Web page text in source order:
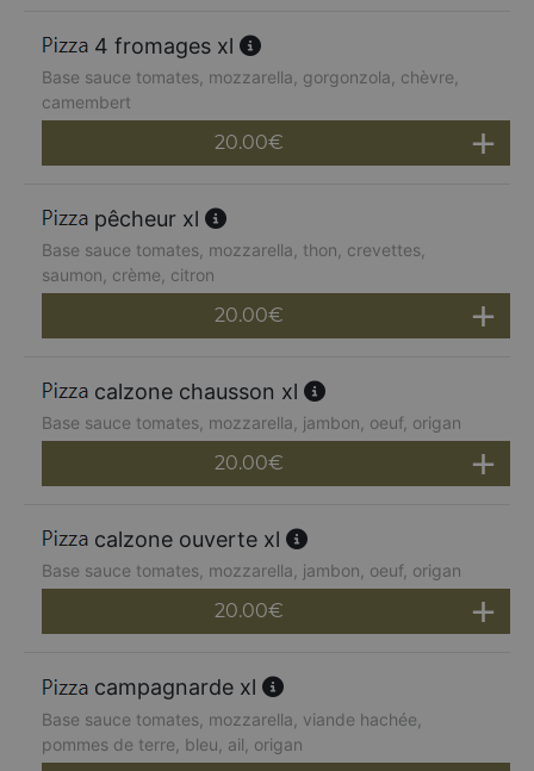
4 fromages xl
Base sauce tomates, mozzarella, gorgonzola, chèvre,
camembert
20.00€
pêcheur xl
Base sauce tomates, mozzarella, thon, crevettes,
saumon, crème, citron
20.00€
calzone chausson xl
Base sauce tomates, mozzarella, jambon, oeuf, origan
20.00€
calzone ouverte xl
Base sauce tomates, mozzarella, jambon, oeuf, origan
20.00€
campagnarde xl
Base sauce tomates, mozzarella, viande hachée,
pommes de terre, bleu, ail, origan